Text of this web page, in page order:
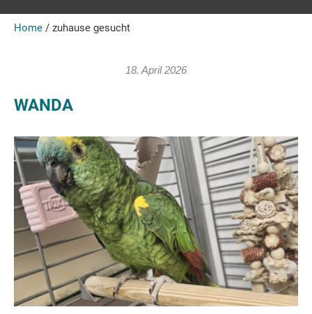
Home / zuhause gesucht
18. April 2026
WANDA